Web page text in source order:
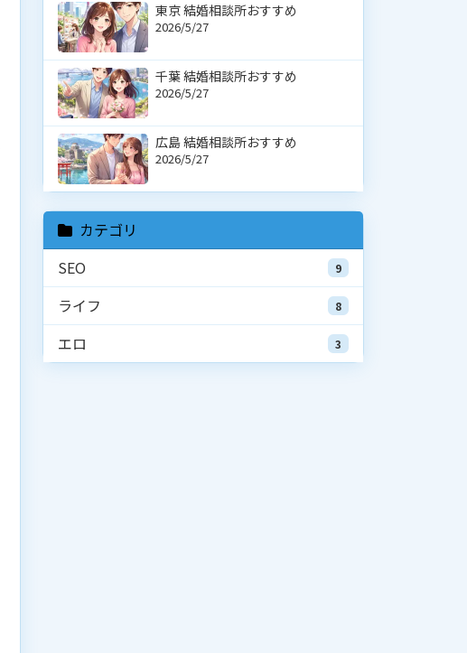
東京 結婚相談所おすすめ
2026/5/27
千葉 結婚相談所おすすめ
2026/5/27
広島 結婚相談所おすすめ
2026/5/27
カテゴリ
SEO
9
ライフ 8
エロ 3